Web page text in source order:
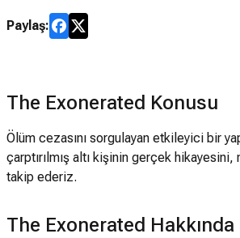
Paylaş:
The Exonerated Konusu
Ölüm cezasını sorgulayan etkileyici bir
çarptırılmış altı kişinin gerçek
takip ederiz.
The Exonerated Hakkında